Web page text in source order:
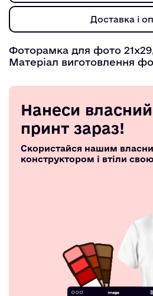
Доставка і
Фоторамка для фото
Матеріал виготовлення
Нанеси власний
принт зараз!
Скористайся нашим
конструктором і втіли